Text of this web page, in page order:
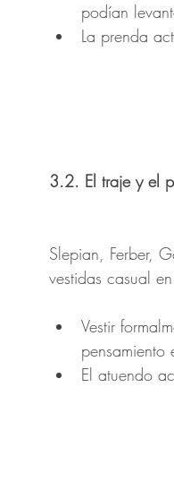
podían
La prenda
3.2. El traje y el
Slepian, Ferber,
vestidas casual
Vestir
pensamiento
El atuendo